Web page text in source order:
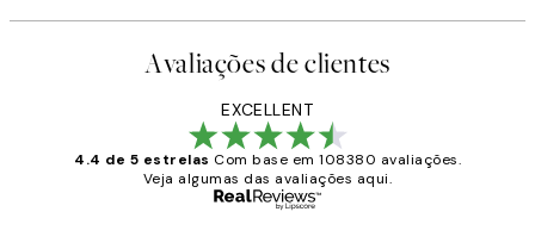
Avaliações de clientes
EXCELLENT
4.4 de 5 estrelas Com base em 108380 avaliações.
Veja algumas das avaliações aqui.